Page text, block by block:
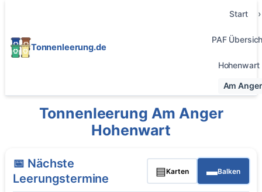
Tonnenleerung.de
Start
PAF
Hohenwart
Am Anger
Tonnenleerung Am Anger
Hohenwart
📅 Nächste
Leerungstermine
▤Karten ▬Balken